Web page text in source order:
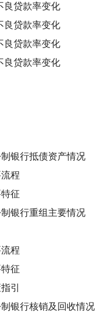
良贷款率变化
良贷款率变化
良贷款率变化
良贷款率变化
银行抵债资产情况
程
征
银行重组主要情况
程
征
引
银行核销及回收情况